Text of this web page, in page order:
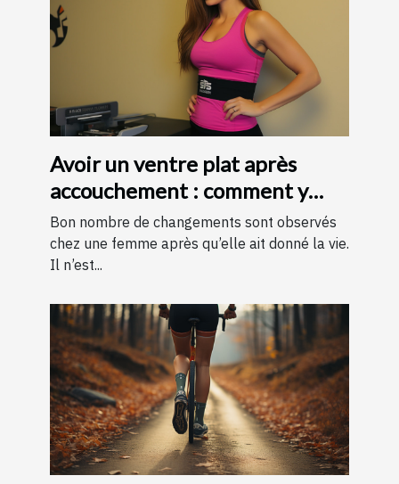
Avoir un ventre plat après
accouchement : comment y
parvenir ?
Bon nombre de changements sont observés
chez une femme après qu’elle ait donné la vie.
Il n’est...